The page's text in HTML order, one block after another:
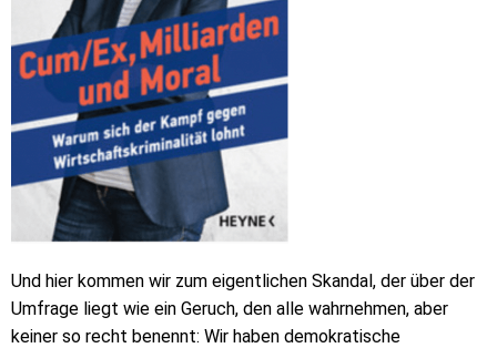
Und hier kommen wir zum eigentlichen Skandal, der über der
Umfrage liegt wie ein Geruch, den alle wahrnehmen, aber
keiner so recht benennt: Wir haben demokratische